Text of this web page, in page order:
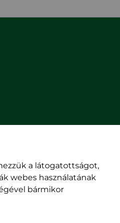
a látogatottságot,
webes használatának
bármikor